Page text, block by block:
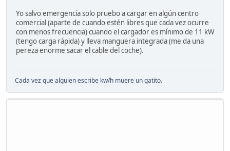
Yo salvo emergencia solo pruebo a cargar en algún centro
comercial (aparte de cuando estén libres que cada vez ocurre
con menos frecuencia) cuando el cargador es mínimo de 11 kW
(tengo carga rápida) y lleva manguera integrada (me da una
pereza enorme sacar el cable del coche).
Cada vez que alguien escribe kw/h muere un gatito.